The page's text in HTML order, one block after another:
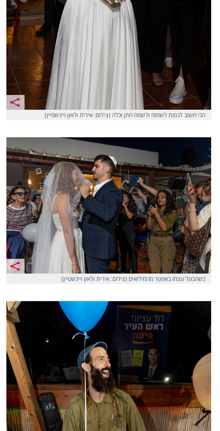
הכי חשוב לנסות לשמוח ולשמח חתן וכלה (צילום: אירית ולאון ויינשטיין)
כשהבעל עצמו באפטר מהמילואים (צילום: אירית ולאון ויינשטיין)